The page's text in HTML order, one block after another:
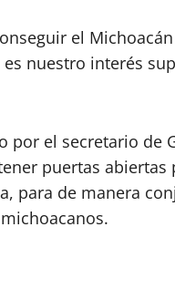
el
nuestro interés
el secretario de
puertas abiertas
para de manera